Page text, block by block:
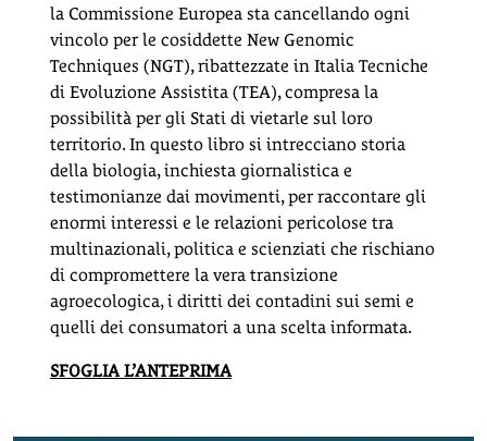
la Commissione Europea sta cancellando ogni
vincolo per le cosiddette New Genomic
Techniques (NGT), ribattezzate in Italia Tecniche
di Evoluzione Assistita (TEA), compresa la
possibilità per gli Stati di vietarle sul loro
territorio. In questo libro si intrecciano storia
della biologia, inchiesta giornalistica e
testimonianze dai movimenti, per raccontare gli
enormi interessi e le relazioni pericolose tra
multinazionali, politica e scienziati che rischiano
di compromettere la vera transizione
agroecologica, i diritti dei contadini sui semi e
quelli dei consumatori a una scelta informata.
SFOGLIA L’ANTEPRIMA